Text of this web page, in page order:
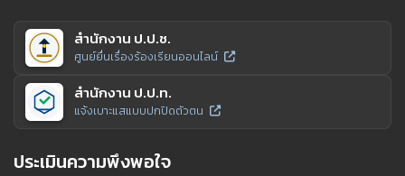
สำนักงาน ป.ป.ช.
ศูนย์ยื่นเรื่องร้องเรียนออนไลน์
สำนักงาน ป.ป.ท.
แจ้งเบาะแสแบบปกปิดตัวตน
ประเมินความพึงพอใจ